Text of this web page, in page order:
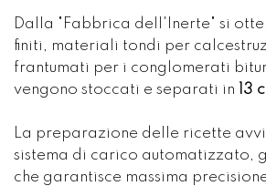
Dalla "Fabbrica dell'Inerte" si
finiti, materiali tondi per
frantumati per i conglomerati
vengono stoccati e separati in
13
La preparazione delle ricette
sistema di carico automatizzato,
che garantisce massima